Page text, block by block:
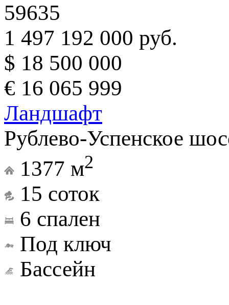
59635
1 497 192 000 руб.
$ 18 500 000
€ 16 065 999
Ландшафт
Рублево-Успенское
1377 м2
15 соток
6 спален
Под ключ
Бассейн